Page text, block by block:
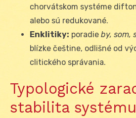
chorvátskom systéme
alebo sú redukované.
Enklitiky: poradie by, som,
blízke češtine, odlišné od
clitického správania.
Typologické
stabilita systému